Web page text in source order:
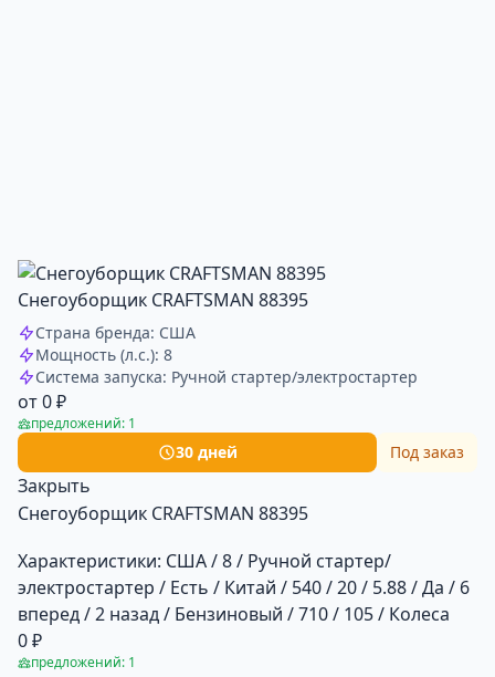
Снегоуборщик CRAFTSMAN 88395
Страна бренда: США
Мощность (л.с.): 8
Система запуска: Ручной стартер/электростартер
от 0 ₽
предложений: 1
30 дней Под заказ
Закрыть
Снегоуборщик CRAFTSMAN 88395
Характеристики: США / 8 / Ручной стартер/
электростартер / Есть / Китай / 540 / 20 / 5.88 / Да / 6
вперед / 2 назад / Бензиновый / 710 / 105 / Колеса
0 ₽
предложений: 1